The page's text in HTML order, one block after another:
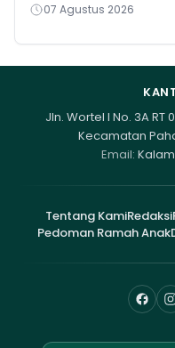
07 Agustus 2026
Jln. Wortel I No. 3A RT
Kecamatan
Email:
Tentang KamiRedaksi
Pedoman Ramah Anak